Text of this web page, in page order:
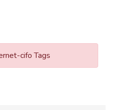
cifo Tags